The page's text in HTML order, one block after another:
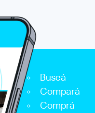
Buscá
Compará
Comprá